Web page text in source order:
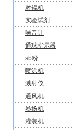
对辊机
实验试剂
噪音计
通球指示器
sb粉
喷涂机
溅射仪
通风机
卷扬机
灌装机